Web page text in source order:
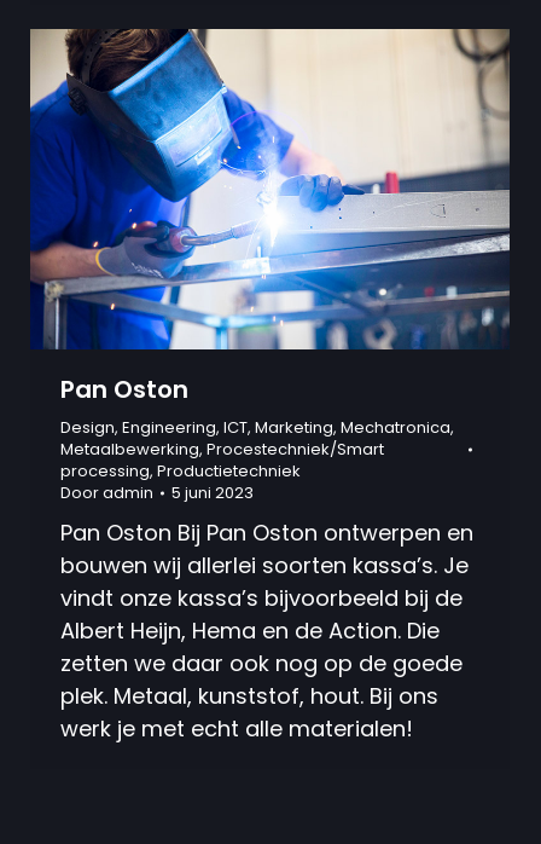
Pan Oston
Design, Engineering, ICT, Marketing, Mechatronica,
Metaalbewerking, Procestechniek/Smart
processing, Productietechniek
Dooradmin 5 juni 2023
Pan Oston Bij Pan Oston ontwerpen en
bouwen wij allerlei soorten kassa’s. Je
vindt onze kassa’s bijvoorbeeld bij de
Albert Heijn, Hema en de Action. Die
zetten we daar ook nog op de goede
plek. Metaal, kunststof, hout. Bij ons
werk je met echt alle materialen!